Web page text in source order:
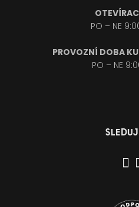
PO – NE
PROVOZNÍ DOBA
PO – NE